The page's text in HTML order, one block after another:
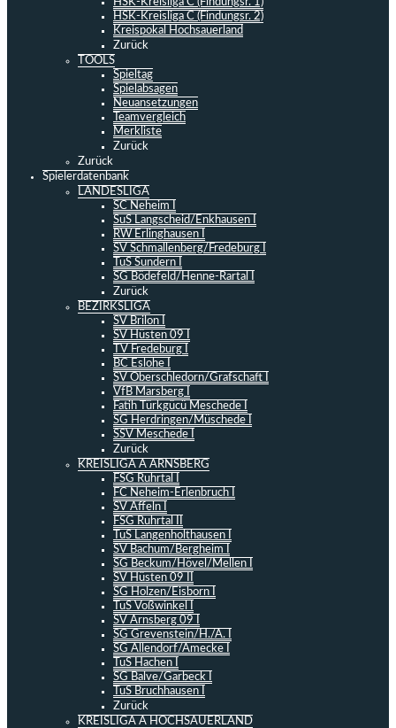
HSK-Kreisliga C (Findungsr. 2)
Kreispokal Hochsauerland
Zurück
TOOLS
Spieltag
Spielabsagen
Neuansetzungen
Teamvergleich
Merkliste
Zurück
Zurück
Spielerdatenbank
LANDESLIGA
SC Neheim I
SuS Langscheid/Enkhausen I
RW Erlinghausen I
SV Schmallenberg/Fredeburg I
TuS Sundern I
SG Bödefeld/Henne-Rartal I
Zurück
BEZIRKSLIGA
SV Brilon I
SV Hüsten 09 I
TV Fredeburg I
BC Eslohe I
SV Oberschledorn/Grafschaft I
VfB Marsberg I
Fatih Türkgücü Meschede I
SG Herdringen/Müschede I
SSV Meschede I
Zurück
KREISLIGA A ARNSBERG
FSG Ruhrtal I
FC Neheim-Erlenbruch I
SV Affeln I
FSG Ruhrtal II
TuS Langenholthausen I
SV Bachum/Bergheim I
SG Beckum/Hövel/Mellen I
SV Hüsten 09 II
SG Holzen/Eisborn I
TuS Voßwinkel I
SV Arnsberg 09 I
SG Grevenstein/H./A. I
SG Allendorf/Amecke I
TuS Hachen I
SG Balve/Garbeck I
TuS Bruchhausen I
Zurück
KREISLIGA A HOCHSAUERLAND